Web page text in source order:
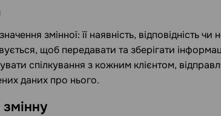
змінної: її наявність, відповідність
щоб передавати та зберігати
спілкування з кожним клієнтом,
даних про нього.
змінну